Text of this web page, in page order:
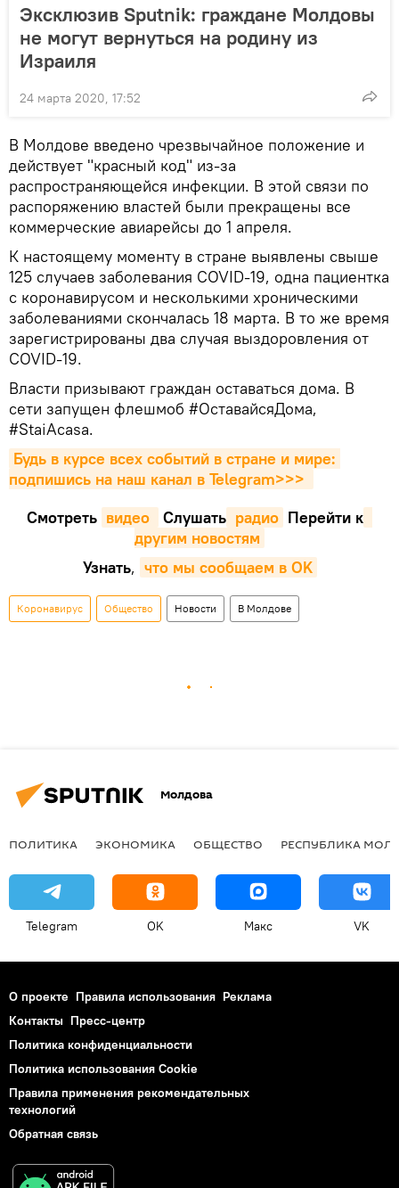
Эксклюзив Sputnik: граждане Молдовы
не могут вернуться на родину из
Израиля
24 марта 2020, 17:52
В Молдове введено чрезвычайное положение и
действует "красный код" из-за
распространяющейся инфекции. В этой связи по
распоряжению властей были прекращены все
коммерческие авиарейсы до 1 апреля.
К настоящему моменту в стране выявлены свыше
125 случаев заболевания COVID-19, одна пациентка
с коронавирусом и несколькими хроническими
заболеваниями скончалась 18 марта. В то же время
зарегистрированы два случая выздоровления от
COVID-19.
Власти призывают граждан оставаться дома. В
сети запущен флешмоб #ОставайсяДома,
#StaiAcasa.
Будь в курсе всех событий в стране и мире:
подпишись на наш канал в Telegram>>>
Смотреть видео Cлушать радио Перейти к
другим новостям
Узнать, что мы сообщаем в OK
Коронавирус Общество Новости В Молдове
Молдова
ПОЛИТИКА ЭКОНОМИКА ОБЩЕСТВО РЕСПУБЛИКА
Telegram OK Макс VK
О проекте Правила использования Реклама
Контакты Пресс-центр
Политика конфиденциальности
Политика использования Cookie
Правила применения рекомендательных
технологий
Обратная связь